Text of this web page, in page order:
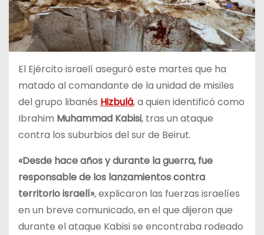
El Ejército israelí aseguró este martes que ha
matado al comandante de la unidad de misiles
del grupo libanés Hizbulá, a quien identificó como
Ibrahim Muhammad Kabisi, tras un ataque
contra los suburbios del sur de Beirut.
«Desde hace años y durante la guerra, fue
responsable de los lanzamientos contra
territorio israelí», explicaron las fuerzas israelíes
en un breve comunicado, en el que dijeron que
durante el ataque Kabisi se encontraba rodeado